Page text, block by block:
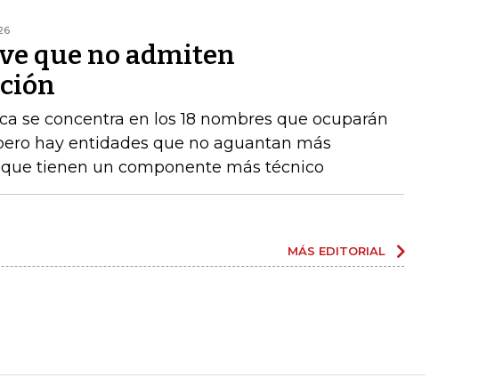
que no admiten
se concentra en los 18 nombres que ocuparán
hay entidades que no aguantan más
tienen un componente más técnico
MÁS EDITORIAL